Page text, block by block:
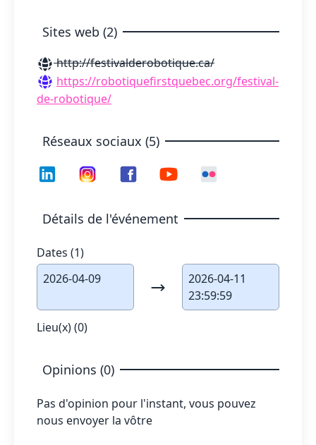
Sites web (2)
http://festivalderobotique.ca/
https://robotiquefirstquebec.org/festival-
de-robotique/
Réseaux sociaux (5)
Détails de l'événement
Dates (1)
2026-04-09
2026-04-11
23:59:59
Lieu(x) (0)
Opinions (0)
Pas d'opinion pour l'instant, vous pouvez
nous envoyer la vôtre